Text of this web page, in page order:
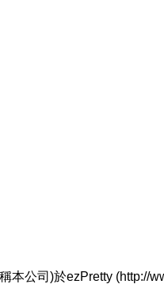
本公司)於ezPretty (http://